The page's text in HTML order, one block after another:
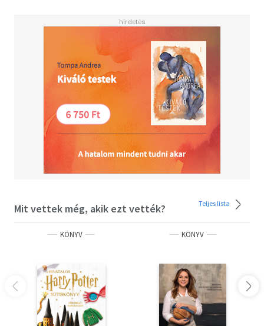
Mit vettek még, akik ezt vették? Teljes lista
KÖNYV KÖNYV